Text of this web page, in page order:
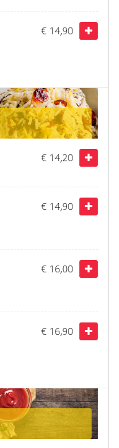
€ 14,90
€ 14,20
€ 14,90
€ 16,00
€ 16,90